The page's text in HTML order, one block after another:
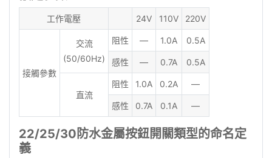
工作電壓 24V 110V 220V
接觸參數
交流
(50/60Hz)
阻性 — 1.0A 0.5A
感性 — 0.7A 0.5A
直流
阻性 1.0A 0.2A —
感性 0.7A 0.1A —
22/25/30防水金屬按鈕開關類型的命名定
義